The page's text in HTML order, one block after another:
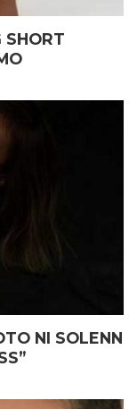
SHORT
NI SOLENN